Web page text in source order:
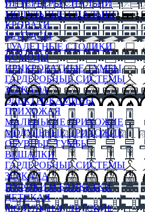
ИНТЕРЬЕРЫ СПАЛЬНИ
МОДУЛЬНЫЕ СПАЛЬНИ
КРОВАТИ
МАТРАСЫ
ТУАЛЕТНЫЕ СТОЛИКИ
КОМОДЫ
ПРИКРОВАТНЫЕ ТУМБЫ
ГАРДЕРОБНЫЕ СИСТЕМЫ
ЗЕРКАЛА
ЭЛЕКТРОКАМИНЫ
ПРИХОЖАЯ
МАЛЕНЬКИЕ ПРИХОЖИЕ
МОДУЛЬНЫЕ ПРИХОЖИЕ
ОБУВНЫЕ ТУМБЫ
ВЕШАЛКИ
ГАРДЕРОБНЫЕ СИСТЕМЫ
ЗЕРКАЛА
ПУФИКИ И БАНКЕТКИ
ДЕТСКАЯ
МОДУЛЬНЫЕ ДЕТСКИЕ